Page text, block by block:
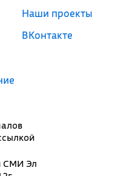
СМИ Эл
Наши проекты
ВКонтакте